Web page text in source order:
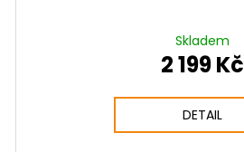
Skladem
2 199 Kč
DETAIL